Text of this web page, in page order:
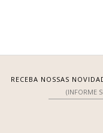
RECEBA NOSSAS